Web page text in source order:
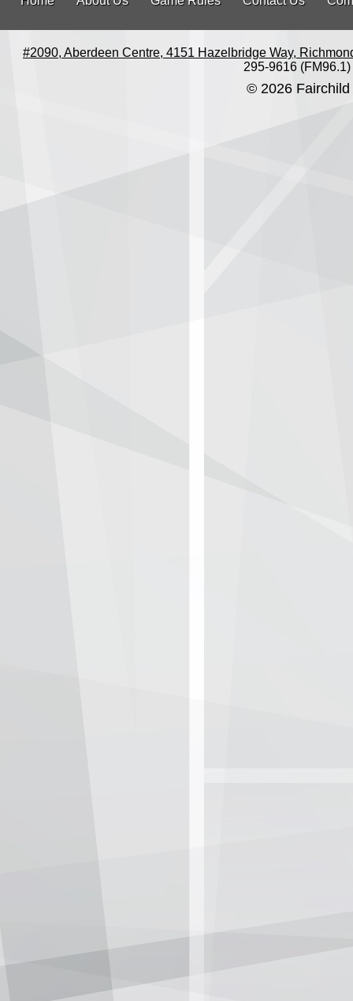
#2090, Aberdeen Centre, 4151 Hazelbridge Way,
295-9616 (FM96.1)
© 2026 Fairchild